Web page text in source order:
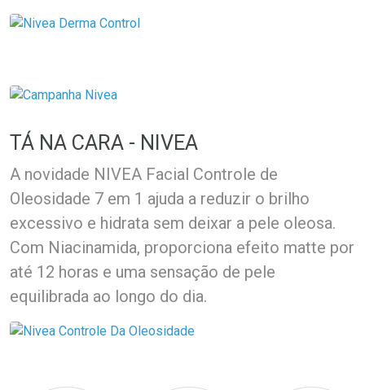
TÁ NA CARA - NIVEA
A novidade NIVEA Facial Controle de
Oleosidade 7 em 1 ajuda a reduzir o brilho
excessivo e hidrata sem deixar a pele oleosa.
Com Niacinamida, proporciona efeito matte por
até 12 horas e uma sensação de pele
equilibrada ao longo do dia.